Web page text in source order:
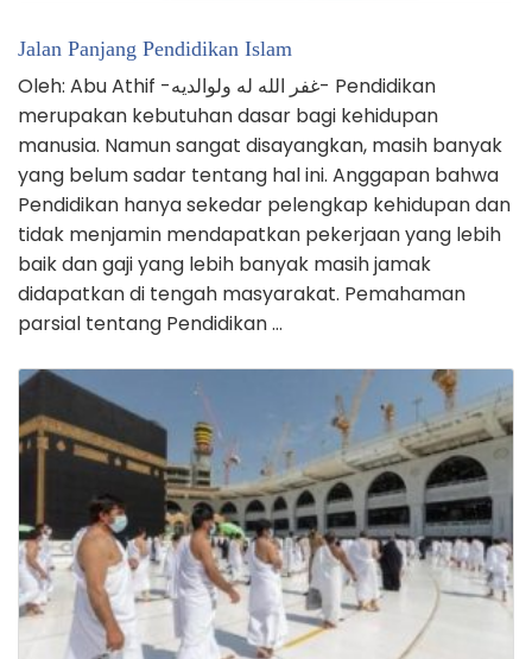
Jalan Panjang Pendidikan Islam
Oleh: Abu Athif -غفر الله له ولوالديه- Pendidikan
merupakan kebutuhan dasar bagi kehidupan
manusia. Namun sangat disayangkan, masih banyak
yang belum sadar tentang hal ini. Anggapan bahwa
Pendidikan hanya sekedar pelengkap kehidupan dan
tidak menjamin mendapatkan pekerjaan yang lebih
baik dan gaji yang lebih banyak masih jamak
didapatkan di tengah masyarakat. Pemahaman
parsial tentang Pendidikan …